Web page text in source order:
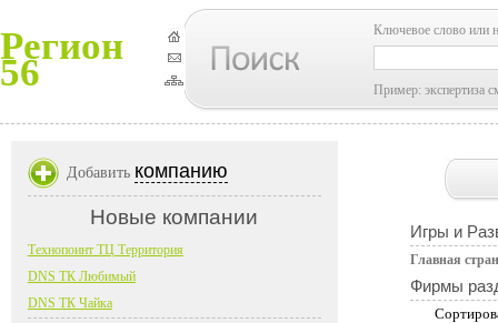
Регион
56
Ключевое слово или
Пример: экспертиза
Игры и
Главная
Фирмы
Добавить компанию
Новые компании
Технопоинт ТЦ Территория
DNS ТК Любимый
DNS ТК Чайка